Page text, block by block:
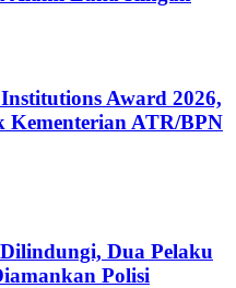
Award 2026,
ATR/BPN
Dua Pelaku
Polisi